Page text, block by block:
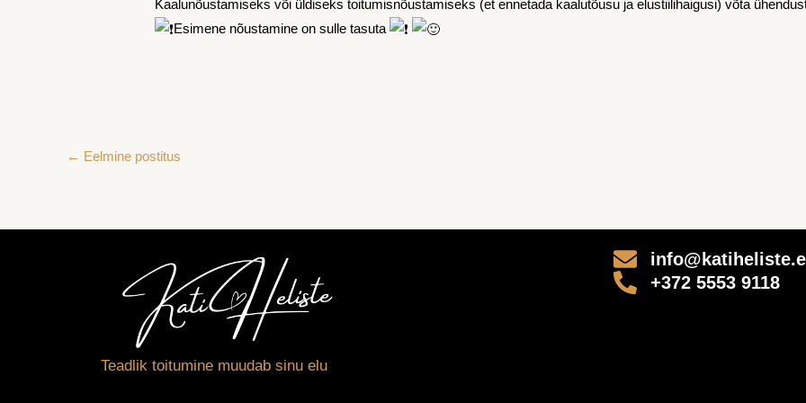
Kaalunõustamiseks või üldiseks toitumisnõustamiseks (et ennetada kaalutõusu ja elustiilihaigusi) võta
Esimene nõustamine on sulle tasuta
← Eelmine postitus
Teadlik toitumine muudab sinu elu
+372 5553 9118